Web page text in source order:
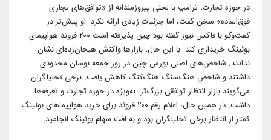
در حوزه تجارت، ترامپ با لحنی پیروزمندانه از «توافق‌های تجاری
فوق‌العاده» سخن گفت، اما جزئیات زیادی ارائه نکرد. او پیش‌تر در
گفت‌وگو با فاکس نیوز گفته بود چین پذیرفته است ۲۰۰ فروند هواپیمای
بوئینگ خریداری کند. با این حال، بازارها واکنش هیجان‌زده‌ای نشان
ندادند. شاخص‌های اصلی بورس چین در روز جمعه نوسان محدودی
داشتند و شاخص هنگ‌سنگ هنگ‌کنگ کاهش یافت. برخی تحلیلگران
می‌گویند بازار انتظار توافقی بزرگ‌تر، به‌ویژه در حوزه تجارت و تعرفه‌ها،
داشت. در همین حال، اعلام رقم ۲۰۰ فروند برای خرید هواپیماهای بوئینگ
کمتر از انتظار برخی تحلیلگران بود و به افت سهام بوئینگ انجامید.